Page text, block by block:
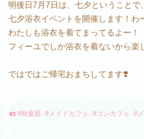
明後日7月7日は、七夕ということで、
七夕浴衣イベントを開催します！わ
わたしも浴衣を着てまってるよー！
フィーユでしか浴衣を着ないから楽
ではではご帰宅おまちしてます❣️
#秋葉原 #メイドカフェ #コンカフェ #